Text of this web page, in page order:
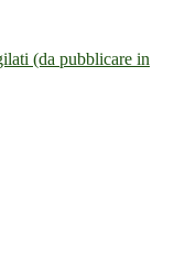
(da pubblicare in